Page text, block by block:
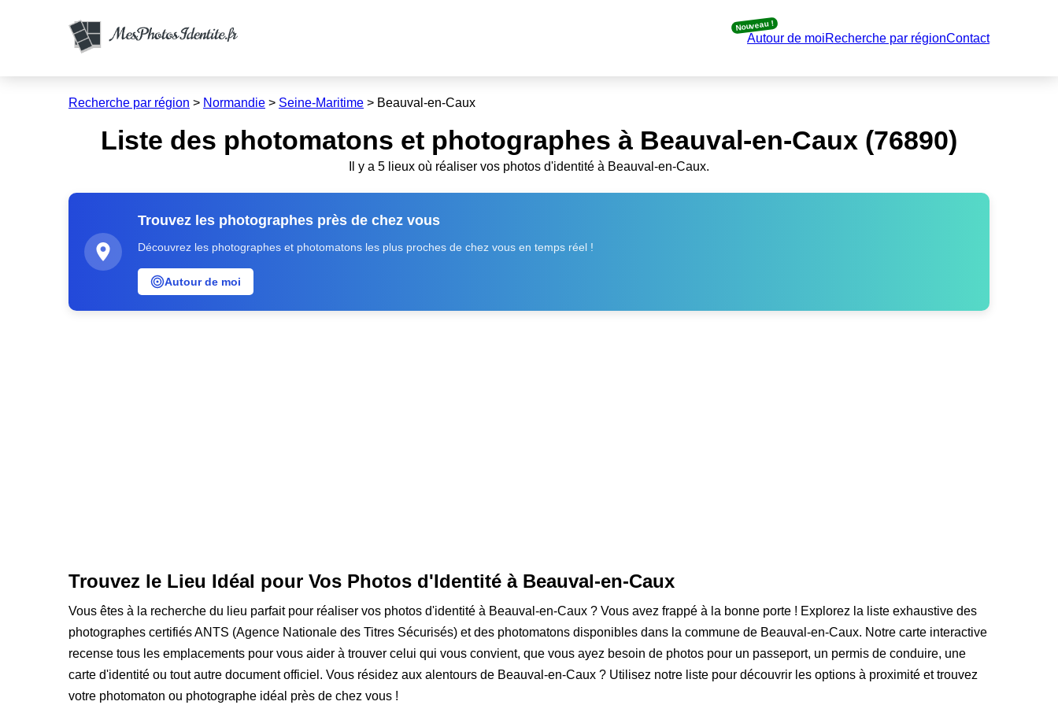
Autour de moi
Nouveau !
Recherche par régionContact
Recherche par région > Normandie > Seine-Maritime > Beauval-en-Caux
Liste des photomatons et photographes à Beauval-en-Caux (76890)
Il y a 5 lieux où réaliser vos photos d'identité à Beauval-en-Caux.
Trouvez les photographes près de chez vous
Découvrez les photographes et photomatons les plus proches de chez vous en temps réel !
Autour de moi
Trouvez le Lieu Idéal pour Vos Photos d'Identité à Beauval-en-Caux
Vous êtes à la recherche du lieu parfait pour réaliser vos photos d'identité à Beauval-en-Caux ? Vous avez frappé à la bonne porte ! Explorez la liste exhaustive des
photographes certifiés ANTS (Agence Nationale des Titres Sécurisés) et des photomatons disponibles dans la commune de Beauval-en-Caux. Notre carte interactive
recense tous les emplacements pour vous aider à trouver celui qui vous convient, que vous ayez besoin de photos pour un passeport, un permis de conduire, une
carte d'identité ou tout autre document officiel. Vous résidez aux alentours de Beauval-en-Caux ? Utilisez notre liste pour découvrir les options à proximité et trouvez
votre photomaton ou photographe idéal près de chez vous !